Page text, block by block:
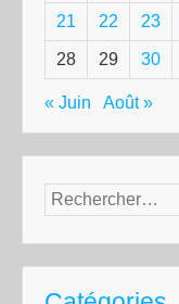
21 22 23
28 29 30
« Juin Août »
Rechercher :